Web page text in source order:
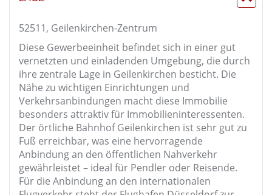
52511, Geilenkirchen-Zentrum
Diese Gewerbeeinheit befindet sich in einer gut
vernetzten und einladenden Umgebung, die durch
ihre zentrale Lage in Geilenkirchen besticht. Die
Nähe zu wichtigen Einrichtungen und
Verkehrsanbindungen macht diese Immobilie
besonders attraktiv für Immobilieninteressenten.
Der örtliche Bahnhof Geilenkirchen ist sehr gut zu
Fuß erreichbar, was eine hervorragende
Anbindung an den öffentlichen Nahverkehr
gewährleistet – ideal für Pendler oder Reisende.
Für die Anbindung an den internationalen